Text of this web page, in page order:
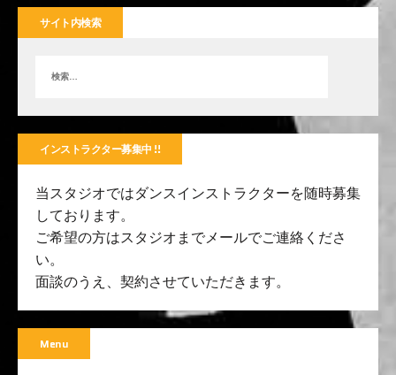
サイト内検索
インストラクター募集中 !!
当スタジオではダンスインストラクターを随時募集
しております。
ご希望の方はスタジオまでメールでご連絡くださ
い。
面談のうえ、契約させていただきます。
Menu